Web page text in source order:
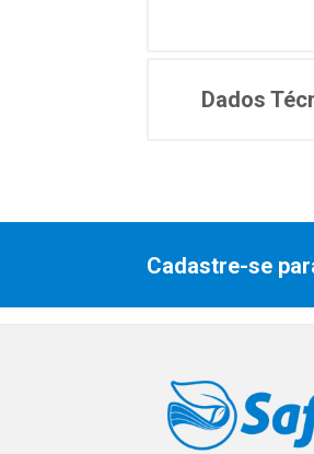
Dados
Cadastre-se